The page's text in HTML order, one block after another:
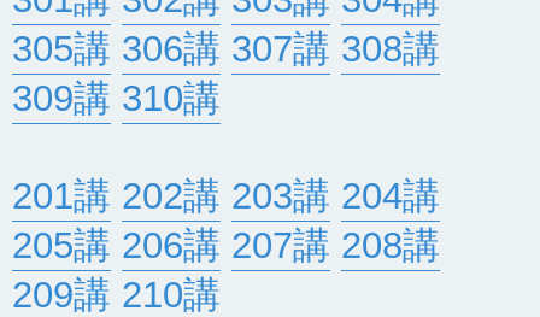
305講 306講 307講 308講
309講 310講
201講 202講 203講 204講
205講 206講 207講 208講
209講 210講